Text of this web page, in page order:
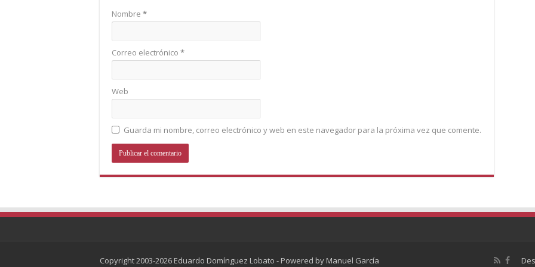
Nombre *
Correo electrónico *
Web
Guarda mi nombre, correo electrónico y web en este navegador para la próxima vez que comente.
Copyright 2003-2026 Eduardo Domínguez Lobato - Powered by Manuel García